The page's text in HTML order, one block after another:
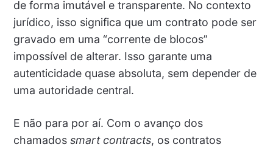
de forma imutável e transparente. No contexto
jurídico, isso significa que um contrato pode ser
gravado em uma “corrente de blocos”
impossível de alterar. Isso garante uma
autenticidade quase absoluta, sem depender de
uma autoridade central.
E não para por aí. Com o avanço dos
chamados smart contracts, os contratos